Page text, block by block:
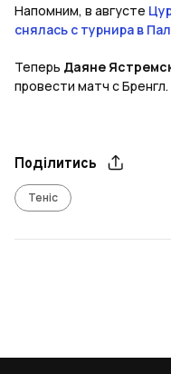
Напомним, в августе
снялась с турнира в
Теперь Даяне
провести матч с Бренгл.
Поділитись
Теніс